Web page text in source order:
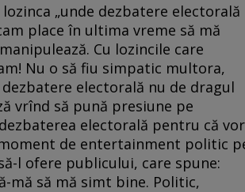
„unde dezbatere electorală
place în ultima vreme să mă
Cu lozincile care
Nu o să fiu simpatic multora,
electorală nu de dragul
vrînd să pună presiune pe
electorală pentru că vor
de entertainment politic
l ofere publicului, care spune:
mă să mă simt bine. Politic,